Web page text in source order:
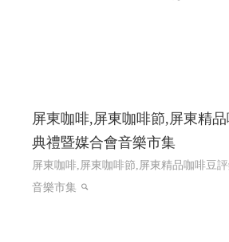
屏東咖啡,屏東咖啡節,屏東精
典禮暨媒合會音樂市集
屏東咖啡,屏東咖啡節,屏東精品咖啡豆
音樂市集